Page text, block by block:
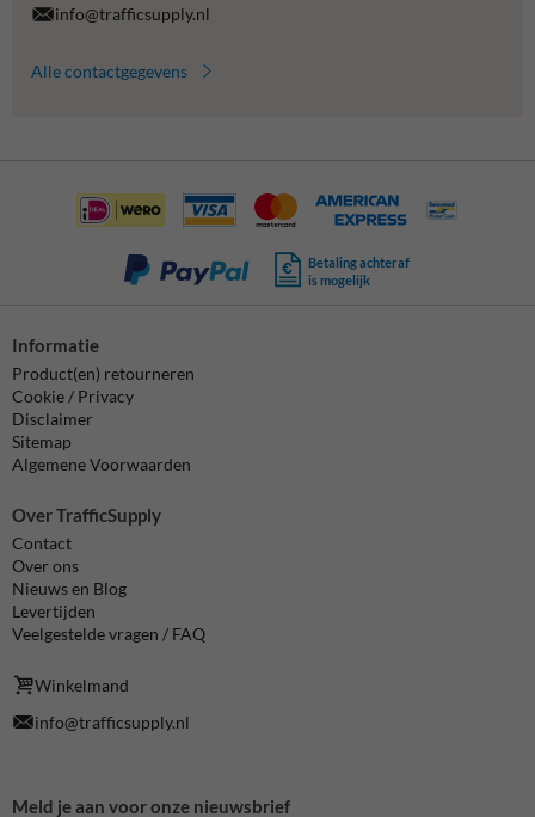
info@trafficsupply.nl
Alle contactgegevens
Betaling achteraf
is mogelijk
Informatie
Product(en) retourneren
Cookie / Privacy
Disclaimer
Sitemap
Algemene Voorwaarden
Over TrafficSupply
Contact
Over ons
Nieuws en Blog
Levertijden
Veelgestelde vragen / FAQ
Winkelmand
info@trafficsupply.nl
Meld je aan voor onze nieuwsbrief